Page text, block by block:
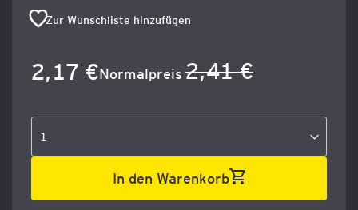
Zur Wunschliste hinzufügen
Sonderangebot
2,17 €Normalpreis 2,41 €
In den Warenkorb